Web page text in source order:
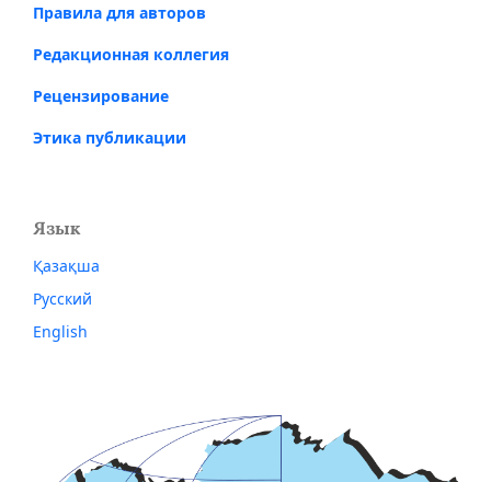
Правила для авторов
Редакционная коллегия
Рецензирование
Этика публикации
Язык
Қазақша
Русский
English